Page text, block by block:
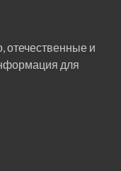
отечественные и
для